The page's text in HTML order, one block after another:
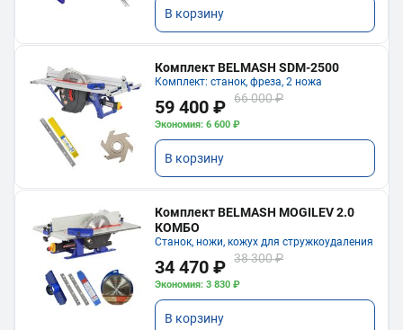
В корзину
Комплект BELMASH SDM-2500
Комплект: станок, фреза, 2 ножа
59 400 ₽ 66 000 ₽
Экономия: 6 600 ₽
В корзину
Комплект BELMASH MOGILEV 2.0
КОМБО
Станок, ножи, кожух для стружкоудаления
34 470 ₽ 38 300 ₽
Экономия: 3 830 ₽
В корзину